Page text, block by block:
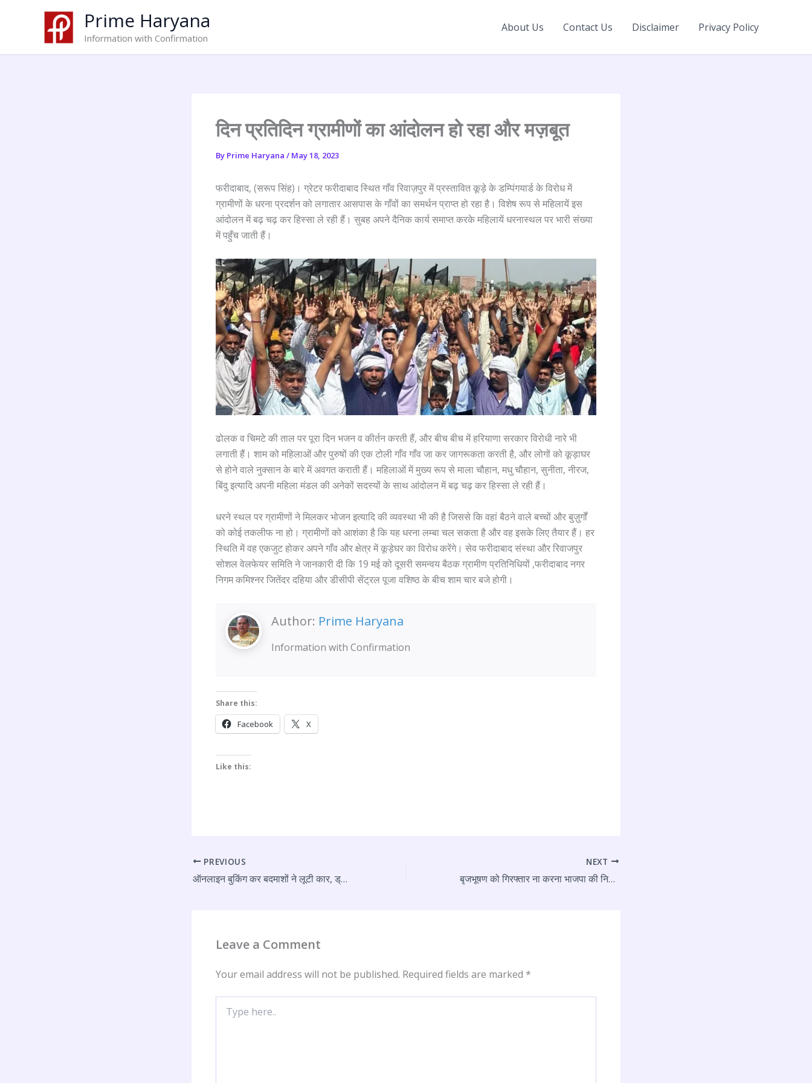
Prime Haryana
Information with Confirmation
About Us Contact Us Disclaimer Privacy Policy
दिन प्रतिदिन ग्रामीणों का आंदोलन हो रहा और मज़बूत
By Prime Haryana / May 18, 2023
फरीदाबाद, (सरूप सिंह)। ग्रेटर फरीदाबाद स्थित गाँव रिवाज़पुर में प्रस्तावित कूड़े के डम्पिंगयार्ड के विरोध में
ग्रामीणों के धरना प्रदर्शन को लगातार आसपास के गाँवों का समर्थन प्राप्त हो रहा है। विशेष रूप से महिलायें इस
आंदोलन में बढ़ चढ़ कर हिस्सा ले रही हैं। सुबह अपने दैनिक कार्य समाप्त करके महिलायें धरनास्थल पर भारी संख्या
में पहुँच जाती हैं।
ढोलक व चिमटे की ताल पर पूरा दिन भजन व कीर्तन करती हैं, और बीच बीच में हरियाणा सरकार विरोधी नारे भी
लगाती हैं। शाम को महिलाओं और पुरुषों की एक टोली गाँव गाँव जा कर जागरूकता करती है, और लोगों को कूड़ाघर
से होने वाले नुक्सान के बारे में अवगत कराती हैं। महिलाओं में मुख्य रूप से माला चौहान, मधु चौहान, सुनीता, नीरज,
बिंदु इत्यादि अपनी महिला मंडल की अनेकों सदस्यों के साथ आंदोलन में बढ़ चढ़ कर हिस्सा ले रही हैं।
धरने स्थल पर ग्रामीणों ने मिलकर भोजन इत्यादि की व्यवस्था भी की है जिससे कि वहां बैठने वाले बच्चों और बुज़ुर्गों
को कोई तकलीफ ना हो। ग्रामीणों को आशंका है कि यह धरना लम्बा चल सकता है और वह इसके लिए तैयार हैं। हर
स्थिति में वह एकजुट होकर अपने गाँव और क्षेत्र में कूड़ेघर का विरोध करेंगे। सेव फरीदाबाद संस्था और रिवाजपुर
सोशल वेलफेयर समिति ने जानकारी दी कि 19 मई को दूसरी समन्वय बैठक ग्रामीण प्रतिनिधियों ,फरीदाबाद नगर
निगम कमिश्नर जितेंदर दहिया और डीसीपी सेंट्रल पूजा वशिष्ठ के बीच शाम चार बजे होगी।
Author: Prime Haryana
Information with Confirmation
Share this:
Facebook X
Like this:
PREVIOUS
ऑनलाइन बुकिंग कर बदमाशों ने लूटी कार, ड्राइवर को सुनसान रास्ते में छोड़ हुए फरार
NEXT
बृजभूषण को गिरफ्तार ना करना भाजपा की नियत में खोट: मनोज चौधरी
Leave a Comment
Your email address will not be published. Required fields are marked *
here..